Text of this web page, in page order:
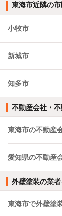
東海市近隣の
小牧市
新城市
知多市
不動産会社・
東海市の不動産
愛知県の不動産
外壁塗装の業
東海市で外壁塗